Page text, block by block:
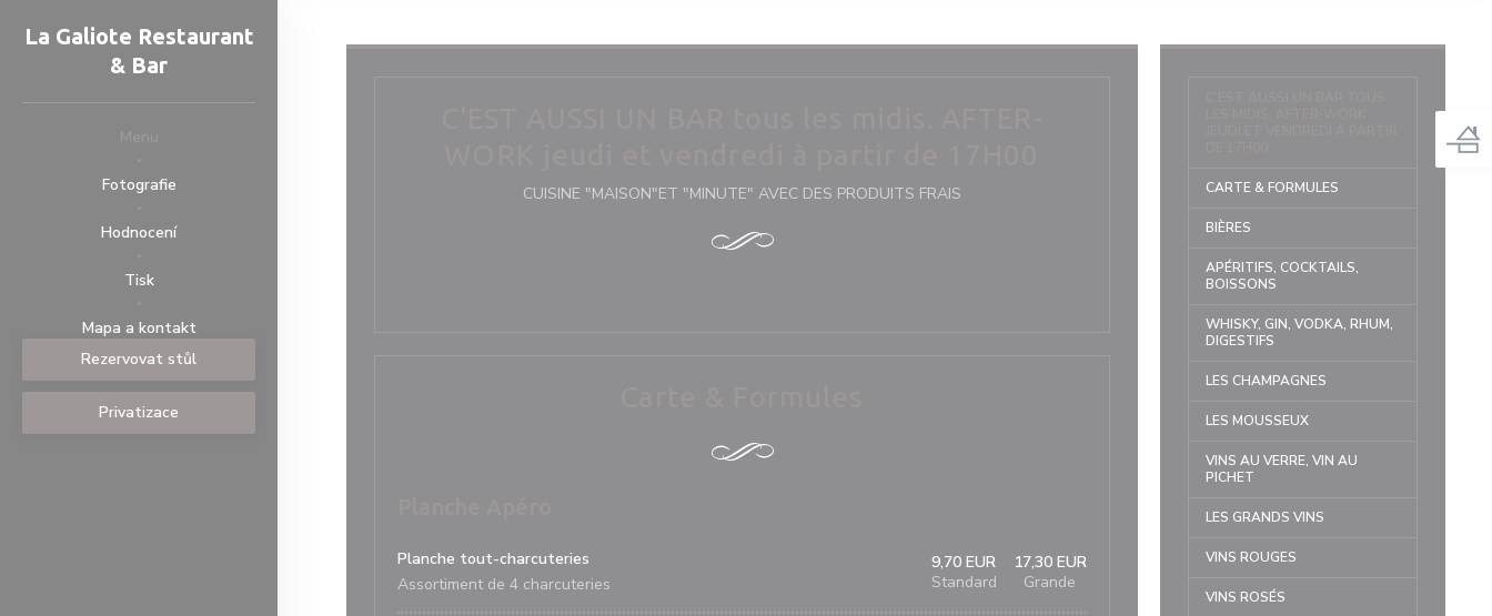
La Galiote Restaurant
& Bar
Fotografie
Hodnocení
Tisk
((otevře se v novém okně))
((otevře se v novém okně))
Mapa a kontakt
Rezervovat stůl
Privatizace
CUISINE "MAISON"ET "MINUTE" AVEC DES PRODUITS FRAIS
Planche tout-charcuteries
Assortiment de 4 charcuteries
9,70 EUR
Standard
17,30 EUR
Grande
CARTE & FORMULES
BIÈRES
APÉRITIFS, COCKTAILS,
BOISSONS
WHISKY, GIN, VODKA, RHUM,
DIGESTIFS
LES CHAMPAGNES
LES MOUSSEUX
VINS AU VERRE, VIN AU
PICHET
LES GRANDS VINS
VINS ROUGES
VINS ROSÉS